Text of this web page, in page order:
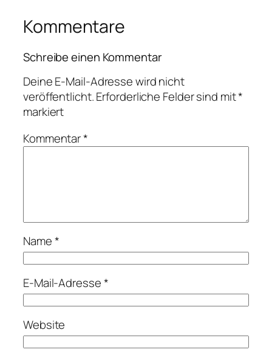
Kommentare
Schreibe einen Kommentar
Deine E-Mail-Adresse wird nicht
veröffentlicht.Erforderliche Felder sind mit*
markiert
Kommentar*
Name*
E-Mail-Adresse*
Website